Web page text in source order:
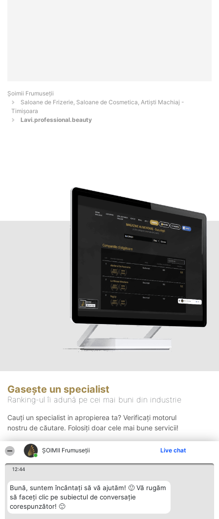
ȘOIMII Frumuseții Live chat
12:44
Bună, suntem încântați să vă ajutăm! 🙂 Vă rugăm
să faceți clic pe subiectul de conversație
corespunzător! 🙂
Șoimii Frumuseții
Saloane de Frizerie, Saloane de Cosmetica, Artiști Machiaj -
Timişoara
Lavi.professional.beauty
Gasește un specialist
Ranking-ul îi adună pe cei mai buni din industrie
Cauți un specialist in apropierea ta? Verificați motorul
nostru de căutare. Folosiți doar cele mai bune servicii!